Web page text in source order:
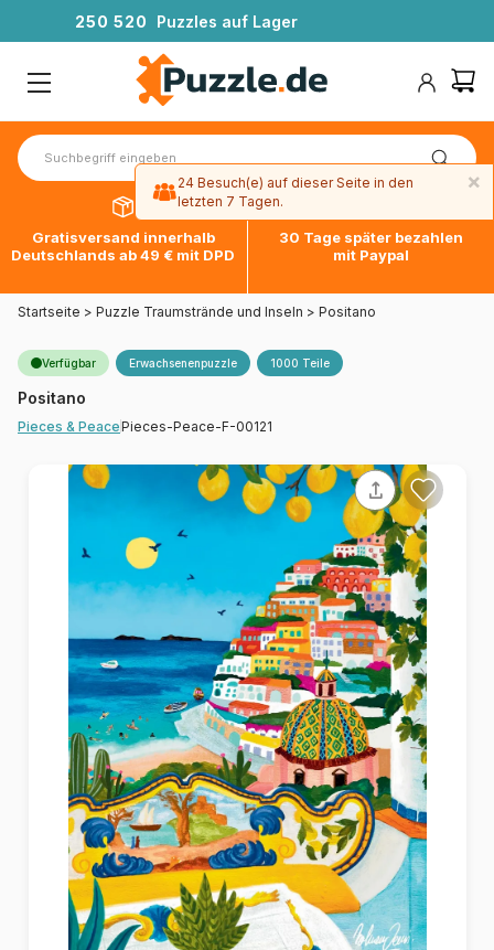
250 520 Puzzles auf Lager
Gratisversand innerhalb
Deutschlands ab 49 € mit DPD
30 Tage später bezahlen
mit Paypal
Startseite > Puzzle Traumstrände und Inseln > Positano
Verfügbar Erwachsenenpuzzle 1000 Teile
Positano
Pieces & PeacePieces-Peace-F-00121
×
24 Besuch(e) auf dieser Seite in den
letzten 7 Tagen.